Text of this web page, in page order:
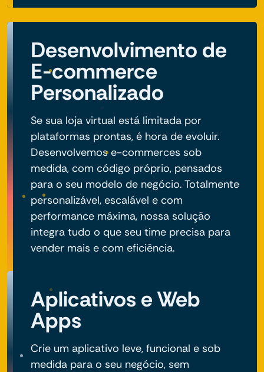
Desenvolvimento de
E-commerce
Personalizado
Se sua loja virtual está limitada por
plataformas prontas, é hora de evoluir.
Desenvolvemos e-commerces sob
medida, com código próprio, pensados
para o seu modelo de negócio. Totalmente
personalizável, escalável e com
performance máxima, nossa solução
integra tudo o que seu time precisa para
vender mais e com eficiência.
Aplicativos e Web
Apps
Crie um aplicativo leve, funcional e sob
medida para o seu negócio, sem